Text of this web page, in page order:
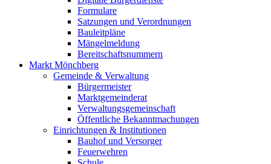
Formulare
Satzungen und Verordnungen
Bauleitpläne
Mängelmeldung
Bereitschaftsnummern
Markt Mönchberg
Gemeinde & Verwaltung
Bürgermeister
Marktgemeinderat
Verwaltungsgemeinschaft
Öffentliche Bekanntmachungen
Einrichtungen & Institutionen
Bauhof und Versorger
Feuerwehren